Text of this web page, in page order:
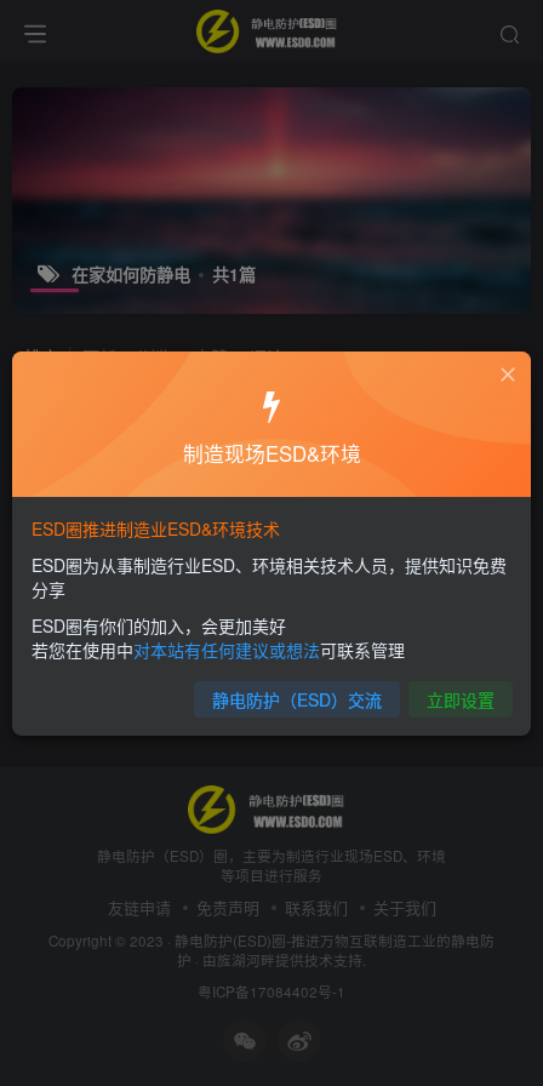
在家如何防静电 共1篇
排序 更新 浏览 点赞 评论
居家如何除静电？
十万个为什么
7年前 5344
静电防护（ESD）圈，主要为制造行业现场ESD、环境
等项目进行服务
友链申请 免责声明 联系我们 关于我们
Copyright © 2023 · 静电防护(ESD)圈-推进万物互联制造工业的静电防
护 · 由旌湖河畔提供技术支持.
粤ICP备17084402号-1
制造现场ESD&环境
ESD圈推进制造业ESD&环境技术
ESD圈为从事制造行业ESD、环境相关技术人员，提供知识免费
分享
ESD圈有你们的加入，会更加美好
若您在使用中对本站有任何建议或想法可联系管理
静电防护（ESD）交流 立即设置